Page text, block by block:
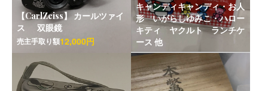
【CarlZeiss】 カールツァイ
ス 双眼鏡
売主手取り額12,000円
キャンディキャンディ・お人
形 いがらしゆみこ・ハロー
キティ ヤクルト ランチケ
ース 他